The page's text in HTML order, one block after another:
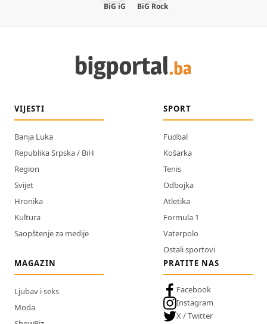
BiG iG BiG Rock
VIJESTI
Banja Luka
Republika Srpska / BiH
Region
Svijet
Hronika
Kultura
Saopštenje za medije
SPORT
Fudbal
Košarka
Tenis
Odbojka
Atletika
Formula 1
Vaterpolo
Ostali sportovi
MAGAZIN
Ljubav i seks
Moda
PRATITE NAS
Facebook
Instagram
X / Twitter